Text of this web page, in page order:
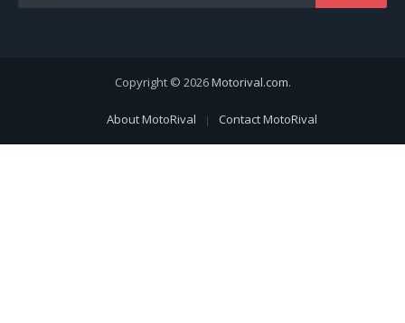
Copyright © 2026Motorival.com.
About MotoRival Contact MotoRival